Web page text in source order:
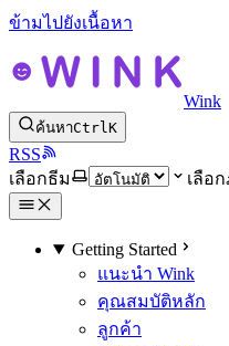
ข้ามไปยังเนื้อหา
Wink
ค้นหาCtrlK
RSS
เลือกธีม
เลือ
Getting Started
แนะนำ Wink
คุณสมบัติหลัก
ลูกค้า